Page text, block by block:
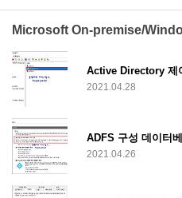
Microsoft On-premise/
2021.04.28
ADFS 구성 데이터
2021.04.26